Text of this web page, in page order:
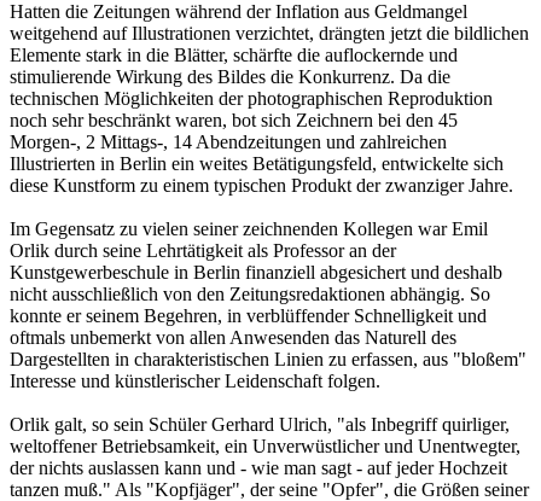
Hatten die Zeitungen während der Inflation aus Geldmangel
weitgehend auf Illustrationen verzichtet, drängten jetzt die bildlichen
Elemente stark in die Blätter, schärfte die auflockernde und
stimulierende Wirkung des Bildes die Konkurrenz. Da die
technischen Möglichkeiten der photographischen Reproduktion
noch sehr beschränkt waren, bot sich Zeichnern bei den 45
Morgen-, 2 Mittags-, 14 Abendzeitungen und zahlreichen
Illustrierten in Berlin ein weites Betätigungsfeld, entwickelte sich
diese Kunstform zu einem typischen Produkt der zwanziger Jahre.
Im Gegensatz zu vielen seiner zeichnenden Kollegen war Emil
Orlik durch seine Lehrtätigkeit als Professor an der
Kunstgewerbeschule in Berlin finanziell abgesichert und deshalb
nicht ausschließlich von den Zeitungsredaktionen abhängig. So
konnte er seinem Begehren, in verblüffender Schnelligkeit und
oftmals unbemerkt von allen Anwesenden das Naturell des
Dargestellten in charakteristischen Linien zu erfassen, aus "bloßem"
Interesse und künstlerischer Leidenschaft folgen.
Orlik galt, so sein Schüler Gerhard Ulrich, "als Inbegriff quirliger,
weltoffener Betriebsamkeit, ein Unverwüstlicher und Unentwegter,
der nichts auslassen kann und - wie man sagt - auf jeder Hochzeit
tanzen muß." Als "Kopfjäger", der seine "Opfer", die Größen seiner